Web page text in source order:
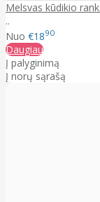
Melsvas kūdikio
..
Nuo €1890
Daugiau
Į palyginimą
Į norų sąrašą